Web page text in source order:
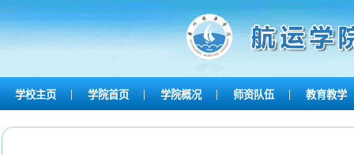
学校主页 | 学院首页 | 学院概况 | 师资队伍 | 教育教学